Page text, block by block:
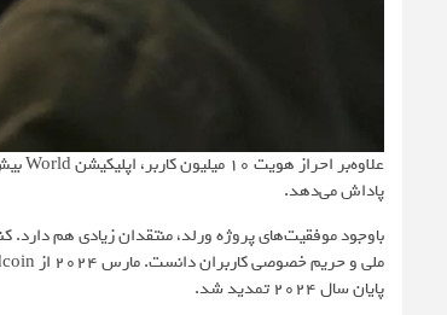
پاداش می‌دهد.
پایان سال 2024 تمدید شد.